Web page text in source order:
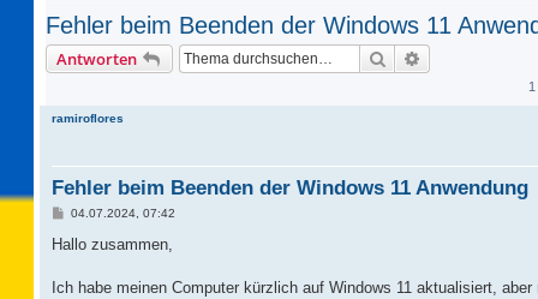
Fehler beim Beenden der Windows 11
Antworten Suche
ramiroflores
Fehler beim Beenden der Windows 11 Anwendung
B
i
a
04.07.2024, 07:42
Hallo zusammen,
Ich habe meinen Computer kürzlich auf Windows 11 aktualisiert,